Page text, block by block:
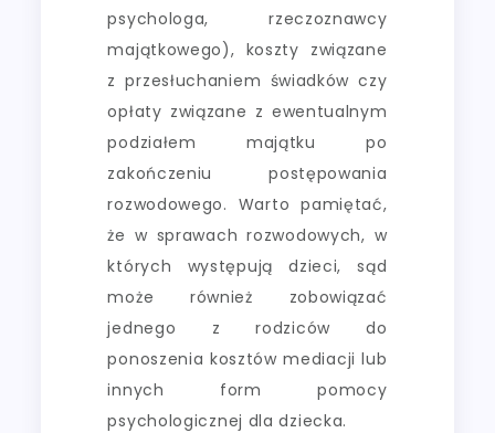
psychologa, rzeczoznawcy
majątkowego), koszty związane
z przesłuchaniem świadków czy
opłaty związane z ewentualnym
podziałem majątku po
zakończeniu postępowania
rozwodowego. Warto pamiętać,
że w sprawach rozwodowych, w
których występują dzieci, sąd
może również zobowiązać
jednego z rodziców do
ponoszenia kosztów mediacji lub
innych form pomocy
psychologicznej dla dziecka.